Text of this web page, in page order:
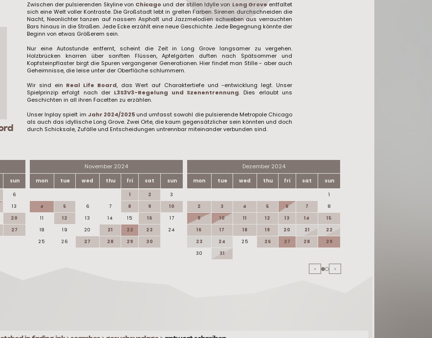
Zwischen der pulsierenden Skyline von Chicago und der stillen Idylle von Long Groveentfaltet
sich eine Welt voller Kontraste. Die Großstadt lebt in grellen Farben. Sirenen durchschneiden die
Nacht, Neonlichter tanzen auf nassem Asphalt und Jazzmelodien schweben aus verrauchten
Bars hinaus in die Straßen. Jede Ecke erzählt eine neue Geschichte. Jede Begegnung könnte der
Beginn von etwas Größerem sein.
Nur eine Autostunde entfernt, scheint die Zeit in Long Grove langsamer zu vergehen.
Holzbrücken knarren über sanften Flüssen, Apfelgärten duften nach Spätsommer und
Kopfsteinpflaster birgt die Spuren vergangener Generationen. Hier findet man Stille - aber auch
Geheimnisse, die leise unter der Oberfläche schlummern.
Wir sind ein Real Life Board, das Wert auf Charaktertiefe und -entwicklung legt. Unser
Spielprinzip erfolgt nach der L3S3V3-Regelung und Szenentrennung. Dies erlaubt uns
Geschichten in all ihren Facetten zu erzählen.
Unser Inplay spielt im Jahr 2024/2025und umfasst sowohl die pulsierende Metropole Chicago
als auch das idyllische Long Grove. Zwei Orte, die kaum gegensätzlicher sein könnten und doch
durch Schicksale, Zufälle und Entscheidungen untrennbar miteinander verbunden sind.
sun
6
13
20
27
November 2024
mon tue wed thu fri sat sun
1 2
3
4
5 6 7 8 9
10
11
12 13 14 15 16
17
18
19 20 21 22 23
24
25
26 27 28 29 30
Dezember 2024
mon tue wed thu fri sat sun
1
2
3 4 5 6 7
8
9
10 11 12 13 14
15
16
17 18 19 20 21
22
23
24 25 26 27 28
29
30
31
‹ ›